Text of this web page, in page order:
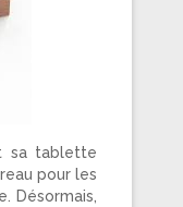
sa tablette
pour les
Désormais,